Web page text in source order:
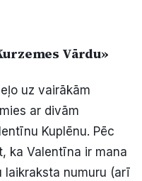
Vārdu»
uz vairākām
ar divām
Kuplēnu. Pēc
ka Valentīna ir mana
numuru (arī